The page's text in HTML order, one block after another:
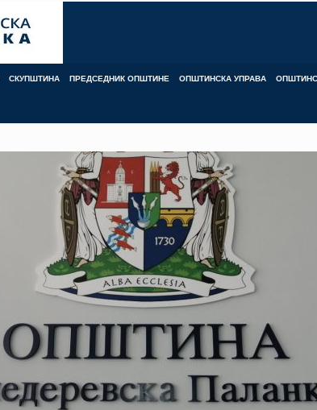
СКУПШТИНА ПРЕДСЕДНИК ОПШТИНЕ ОПШТИНСКА УПРАВА